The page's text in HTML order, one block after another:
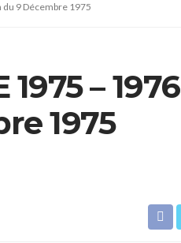
du 9 Décembre 1975
– 1976
1975